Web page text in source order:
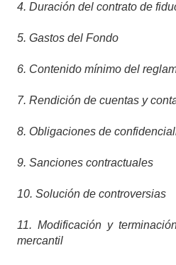
4. Duración del contrato de
5. Gastos del Fondo
6. Contenido mínimo del
7. Rendición de cuentas y
8. Obligaciones de
9. Sanciones contractuales
10. Solución de controversias
11. Modificación y
mercantil